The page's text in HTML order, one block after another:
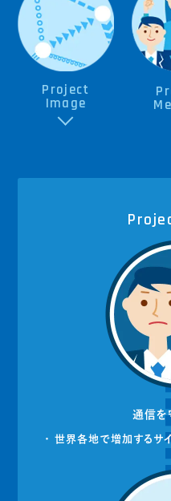
Project
Image
通信を
・ 世界各地で増加するサ